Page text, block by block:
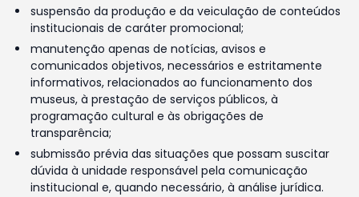
suspensão da produção e da veiculação de conteúdos
institucionais de caráter promocional;
manutenção apenas de notícias, avisos e
comunicados objetivos, necessários e estritamente
informativos, relacionados ao funcionamento dos
museus, à prestação de serviços públicos, à
programação cultural e às obrigações de
transparência;
submissão prévia das situações que possam suscitar
dúvida à unidade responsável pela comunicação
institucional e, quando necessário, à análise jurídica.